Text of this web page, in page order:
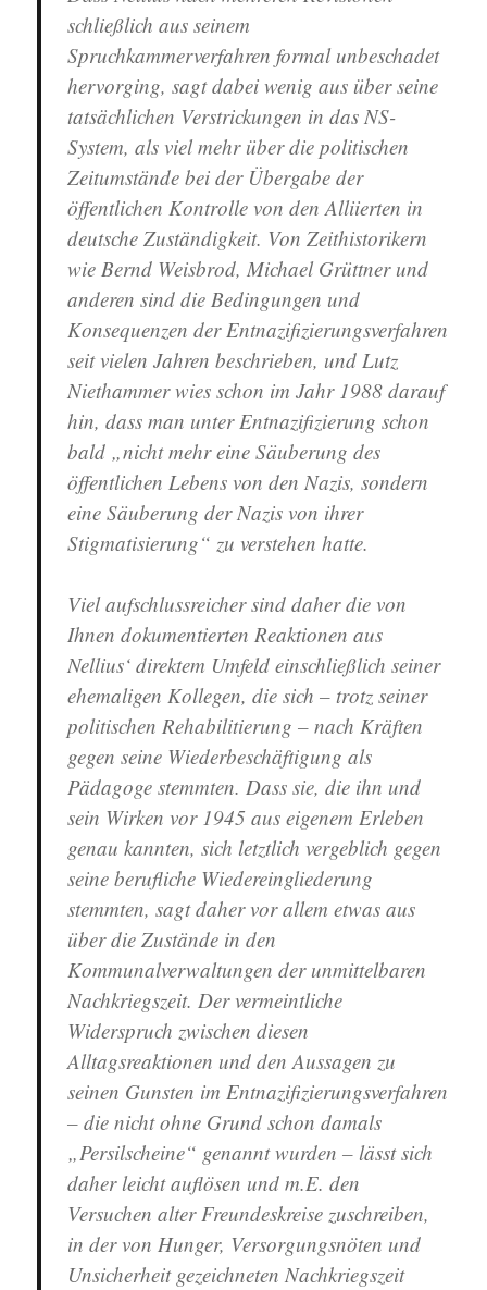
schließlich aus seinem
Spruchkammerverfahren formal unbeschadet
hervorging, sagt dabei wenig aus über seine
tatsächlichen Verstrickungen in das NS-
System, als viel mehr über die politischen
Zeitumstände bei der Übergabe der
öffentlichen Kontrolle von den Alliierten in
deutsche Zuständigkeit. Von Zeithistorikern
wie Bernd Weisbrod, Michael Grüttner und
anderen sind die Bedingungen und
Konsequenzen der Entnazifizierungsverfahren
seit vielen Jahren beschrieben, und Lutz
Niethammer wies schon im Jahr 1988 darauf
hin, dass man unter Entnazifizierung schon
bald „nicht mehr eine Säuberung des
öffentlichen Lebens von den Nazis, sondern
eine Säuberung der Nazis von ihrer
Stigmatisierung“ zu verstehen hatte.
Viel aufschlussreicher sind daher die von
Ihnen dokumentierten Reaktionen aus
Nellius‘ direktem Umfeld einschließlich seiner
ehemaligen Kollegen, die sich – trotz seiner
politischen Rehabilitierung – nach Kräften
gegen seine Wiederbeschäftigung als
Pädagoge stemmten. Dass sie, die ihn und
sein Wirken vor 1945 aus eigenem Erleben
genau kannten, sich letztlich vergeblich gegen
seine berufliche Wiedereingliederung
stemmten, sagt daher vor allem etwas aus
über die Zustände in den
Kommunalverwaltungen der unmittelbaren
Nachkriegszeit. Der vermeintliche
Widerspruch zwischen diesen
Alltagsreaktionen und den Aussagen zu
seinen Gunsten im Entnazifizierungsverfahren
– die nicht ohne Grund schon damals
„Persilscheine“ genannt wurden – lässt sich
daher leicht auflösen und m.E. den
Versuchen alter Freundeskreise zuschreiben,
in der von Hunger, Versorgungsnöten und
Unsicherheit gezeichneten Nachkriegszeit